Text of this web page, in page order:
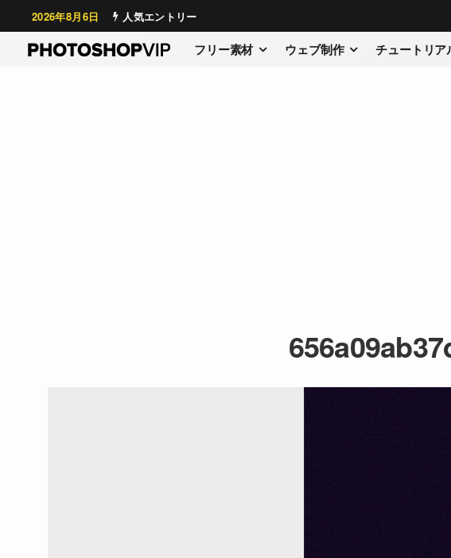
2026年8月6日 人気エントリー
フリー素材 ウェブ制作 チュートリア